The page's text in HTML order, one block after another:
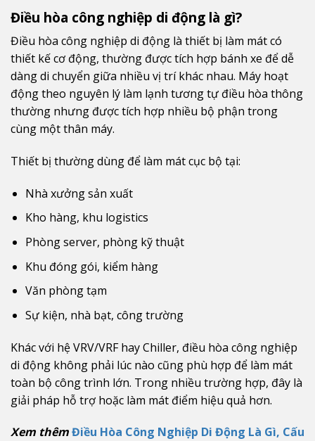
Điều hòa công nghiệp di động là gì?
Điều hòa công nghiệp di động là thiết bị làm mát có
thiết kế cơ động, thường được tích hợp bánh xe để dễ
dàng di chuyển giữa nhiều vị trí khác nhau. Máy hoạt
động theo nguyên lý làm lạnh tương tự điều hòa thông
thường nhưng được tích hợp nhiều bộ phận trong
cùng một thân máy.
Thiết bị thường dùng để làm mát cục bộ tại:
Nhà xưởng sản xuất
Kho hàng, khu logistics
Phòng server, phòng kỹ thuật
Khu đóng gói, kiểm hàng
Văn phòng tạm
Sự kiện, nhà bạt, công trường
Khác với hệ VRV/VRF hay Chiller, điều hòa công nghiệp
di động không phải lúc nào cũng phù hợp để làm mát
toàn bộ công trình lớn. Trong nhiều trường hợp, đây là
giải pháp hỗ trợ hoặc làm mát điểm hiệu quả hơn.
Xem thêmĐiều Hòa Công Nghiệp Di Động Là Gì, Cấu